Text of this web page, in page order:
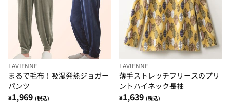
LAVIENNE
まるで毛布！吸湿発熱ジョガー
パンツ
¥1,969 (税込)
LAVIENNE
薄手ストレッチフリースのプリ
ントハイネック長袖
¥1,639 (税込)